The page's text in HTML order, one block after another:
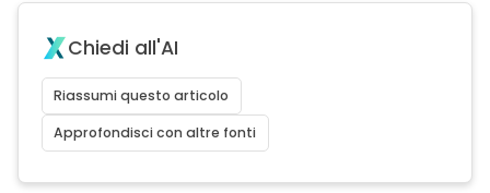
Chiedi all'AI
Riassumi questo articolo
Approfondisci con altre fonti